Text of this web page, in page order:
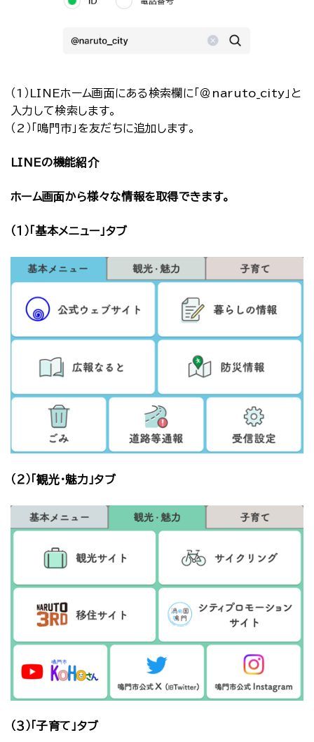
（1）LINEホーム画面にある検索欄に「＠naruto_city」と
入力して検索します。
（2）「鳴門市」を友だちに追加します。
LINEの機能紹介
ホーム画面から様々な情報を取得できます。
（１）「基本メニュー」タブ
（２）「観光・魅力」タブ
（３）「子育て」タブ